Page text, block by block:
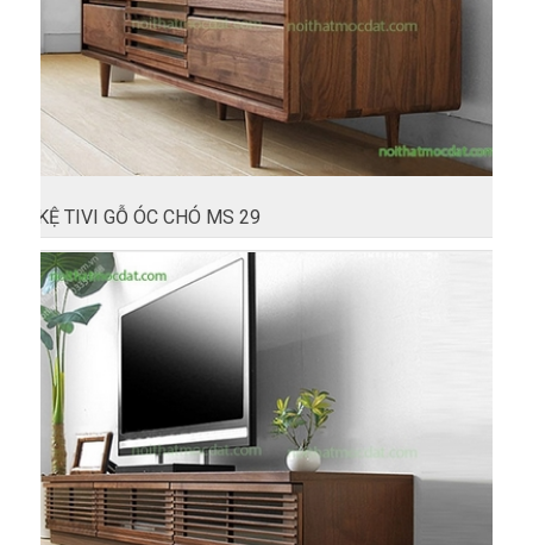
KỆ TIVI GỖ ÓC CHÓ MS 29